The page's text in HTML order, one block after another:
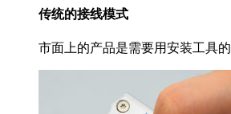
传统的接线模式
市面上的产品是需要用安装工具的